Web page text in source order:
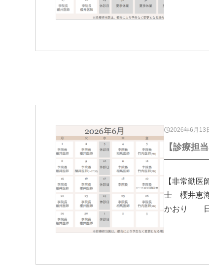
2026年6月13
【診療担
【非常勤
士 櫻井恵
かおり 日